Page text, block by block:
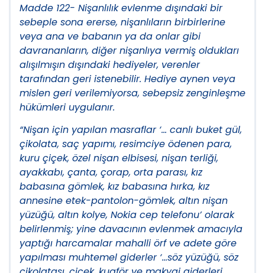
Madde 122- Nişanlılık evlenme dışındaki bir
sebeple sona ererse, nişanlıların birbirlerine
veya ana ve babanın ya da onlar gibi
davrananların, diğer nişanlıya vermiş oldukları
alışılmışın dışındaki hediyeler, verenler
tarafından geri istenebilir. Hediye aynen veya
mislen geri verilemiyorsa, sebepsiz zenginleşme
hükümleri uygulanır.
“Nişan için yapılan masraflar ‘… canlı buket gül,
çikolata, saç yapımı, resimciye ödenen para,
kuru çiçek, özel nişan elbisesi, nişan terliği,
ayakkabı, çanta, çorap, orta parası, kız
babasına gömlek, kız babasına hırka, kız
annesine etek-pantolon-gömlek, altın nişan
yüzüğü, altın kolye, Nokia cep telefonu’ olarak
belirlenmiş; yine davacının evlenmek amacıyla
yaptığı harcamalar mahalli örf ve adete göre
yapılması muhtemel giderler ‘…söz yüzüğü, söz